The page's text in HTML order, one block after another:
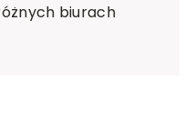
biurach